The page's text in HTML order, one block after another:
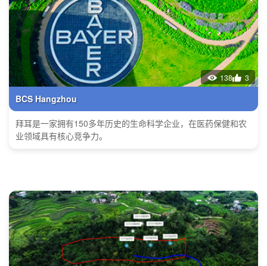
138 3
BCS Hangzhou
拜耳是一家拥有150多年历史的生命科学企业，在医药保健和农
业领域具有核心竞争力。